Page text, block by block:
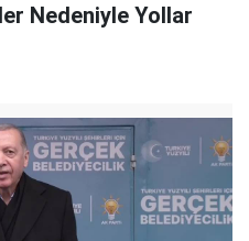
Nedeniyle Yollar